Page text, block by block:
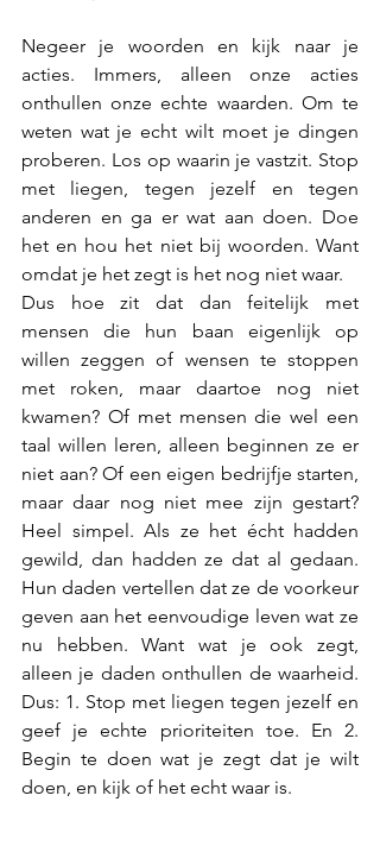
Negeer je woorden en kijk naar je
acties. Immers, alleen onze acties
onthullen onze echte waarden. Om te
weten wat je echt wilt moet je dingen
proberen. Los op waarin je vastzit. Stop
met liegen, tegen jezelf en tegen
anderen en ga er wat aan doen. Doe
het en hou het niet bij woorden. Want
omdat je het zegt is het nog niet waar.
Dus hoe zit dat dan feitelijk met
mensen die hun baan eigenlijk op
willen zeggen of wensen te stoppen
met roken, maar daartoe nog niet
kwamen? Of met mensen die wel een
taal willen leren, alleen beginnen ze er
niet aan? Of een eigen bedrijfje starten,
maar daar nog niet mee zijn gestart?
Heel simpel. Als ze het écht hadden
gewild, dan hadden ze dat al gedaan.
Hun daden vertellen dat ze de voorkeur
geven aan het eenvoudige leven wat ze
nu hebben. Want wat je ook zegt,
alleen je daden onthullen de waarheid.
Dus: 1. Stop met liegen tegen jezelf en
geef je echte prioriteiten toe. En 2.
Begin te doen wat je zegt dat je wilt
doen, en kijk of het echt waar is.